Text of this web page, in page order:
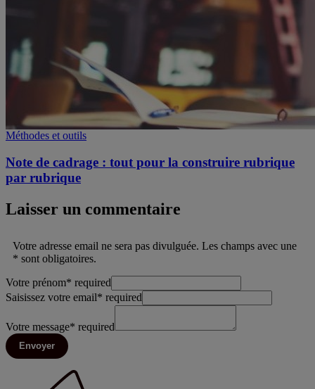
Méthodes et outils
Note de cadrage : tout pour la construire rubrique
par rubrique
Laisser un commentaire
Votre adresse email ne sera pas divulguée. Les champs avec une
* sont obligatoires.
Votre prénom* required
Saisissez votre email* required
Votre message* required
Envoyer